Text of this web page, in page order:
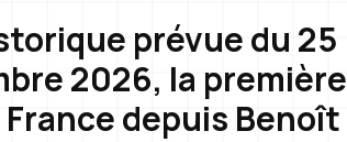
prévue du 25
2026, la première
France depuis Benoît